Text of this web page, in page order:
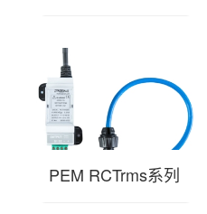
永久安
PEM RCTrms系列